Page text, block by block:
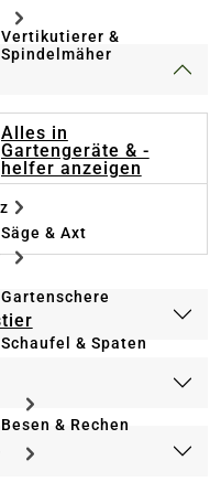
Vertikutierer &
Spindelmäher
Alles in
Gartengeräte & -
helfer anzeigen
Säge & Axt
Gartenschere
Schaufel & Spaten
Besen & Rechen